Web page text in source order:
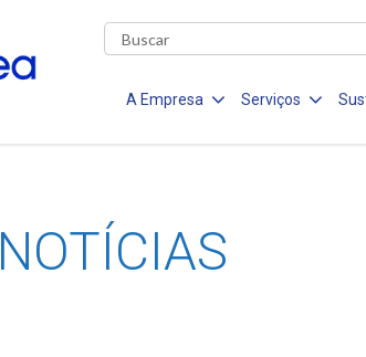
A Empresa Serviços
NOTÍCIAS